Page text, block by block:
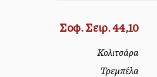
Σοφ. Σειρ. 44,10
Κολιτσάρα
Τρεμπέλα